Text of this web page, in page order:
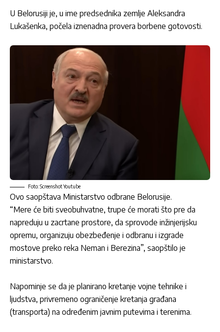
U Belorusiji je, u ime predsednika zemlje Aleksandra
Lukašenka, počela iznenadna provera borbene gotovosti.
Foto: Screenshot Youtube
Ovo saopštava Ministarstvo odbrane Belorusije.
“Mere će biti sveobuhvatne, trupe će morati što pre da
napreduju u zacrtane prostore, da sprovode inžinjerijsku
opremu, organizuju obezbeđenje i odbranu i izgrade
mostove preko reka Neman i Berezina”, saopštilo je
ministarstvo.
Napominje se da je planirano kretanje vojne tehnike i
ljudstva, privremeno ograničenje kretanja građana
(transporta) na određenim javnim putevima i terenima.